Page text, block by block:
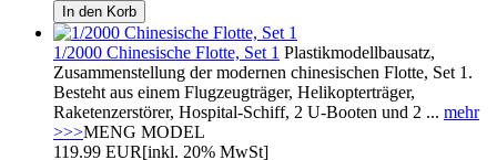
1/2000 Chinesische Flotte, Set 1 Plastikmodellbausatz,
Zusammenstellung der modernen chinesischen Flotte, Set 1.
Besteht aus einem Flugzeugträger, Helikopterträger,
Raketenzerstörer, Hospital-Schiff, 2 U-Booten und 2 ... mehr
>>>MENG MODEL
119.99 EUR[inkl. 20% MwSt]